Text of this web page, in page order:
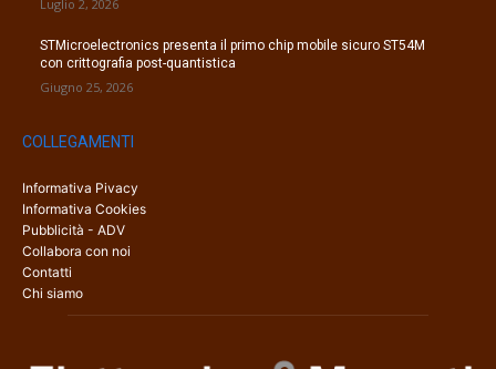
Luglio 2, 2026
STMicroelectronics presenta il primo chip mobile sicuro ST54M
con crittografia post-quantistica
Giugno 25, 2026
COLLEGAMENTI
Informativa Pivacy
Informativa Cookies
Pubblicità - ADV
Collabora con noi
Contatti
Chi siamo